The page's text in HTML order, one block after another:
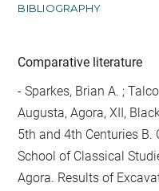
BIBLIOGRAPHY
Comparative literature
- Sparkes, Brian A. ;
Augusta, Agora, XII,
5th and 4th Centuries B.
School of Classical
Agora. Results of